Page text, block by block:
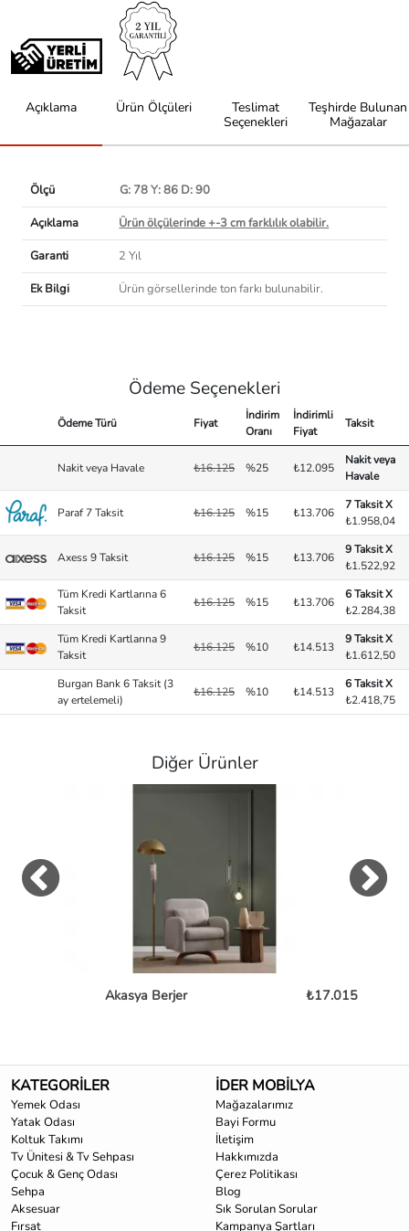
Açıklama Ürün Ölçüleri
Teslimat
Seçenekleri
Teşhirde Bulunan
Mağazalar
Ölçü
G: 78 Y: 86 D: 90
Açıklama
Ürün ölçülerinde +-3 cm farklılık olabilir.
Garanti
2 Yıl
Ek Bilgi
Ürün görsellerinde ton farkı bulunabilir.
Ödeme Seçenekleri
Ödeme Türü Fiyat
İndirim
Oranı
İndirimli
Fiyat
Taksit
Nakit veya Havale ₺16.125 %25 ₺12.095
Nakit veya
Havale
Paraf 7 Taksit ₺16.125 %15 ₺13.706
7 Taksit X
₺1.958,04
Axess 9 Taksit ₺16.125 %15 ₺13.706
9 Taksit X
₺1.522,92
Tüm Kredi Kartlarına 6
Taksit
₺16.125 %15 ₺13.706
6 Taksit X
₺2.284,38
Tüm Kredi Kartlarına 9
Taksit
₺16.125 %10 ₺14.513
9 Taksit X
₺1.612,50
Burgan Bank 6 Taksit (3
ay ertelemeli)
₺16.125 %10 ₺14.513
6 Taksit X
₺2.418,75
Diğer Ürünler
Akasya Berjer ₺17.015
KATEGORİLER
Yemek Odası
Yatak Odası
Koltuk Takımı
Tv Ünitesi & Tv Sehpası
Çocuk & Genç Odası
Sehpa
Aksesuar
Fırsat
İDER MOBİLYA
Mağazalarımız
Bayi Formu
İletişim
Hakkımızda
Çerez Politikası
Blog
Sık Sorulan Sorular
Kampanya Şartları